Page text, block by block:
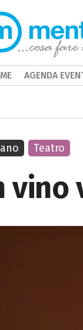
vino
Teatro
AGENDA